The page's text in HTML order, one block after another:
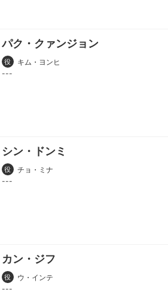
パク・クァンジョン
役 キム・ヨンヒ
シン・ドンミ
役 チョ・ミナ
カン・ジフ
役 ウ・インテ